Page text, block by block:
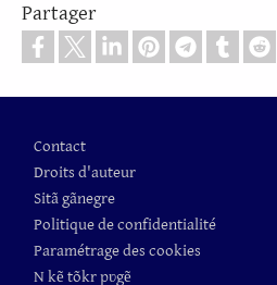
Partager
Contact
Droits d'auteur
Sitã gãnegre
Politique de confidentialité
Paramétrage des cookies
N kẽ tõkr pʋgẽ